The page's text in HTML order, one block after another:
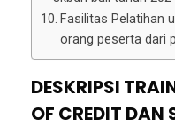
Fasilitas Pelatihan
orang peserta dari
DESKRIPSI
OF CREDIT DAN